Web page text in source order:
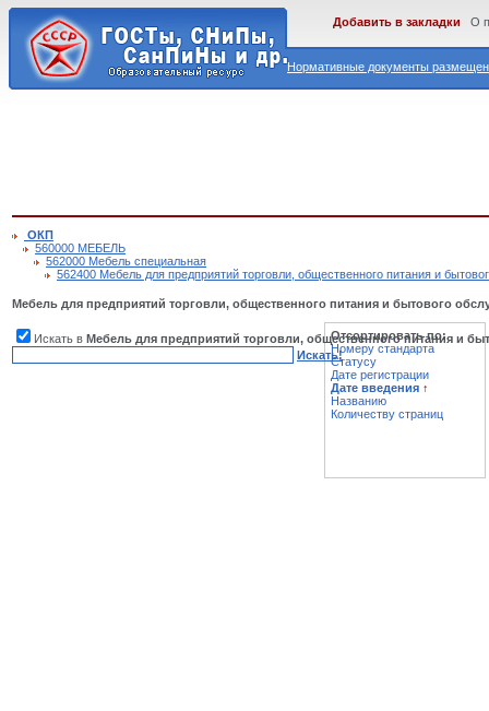
Нормативные документы
Добавить в закладки О
ОКП
560000 МЕБЕЛЬ
562000 Мебель специальная
562400 Мебель для предприятий торговли, общественного питания и
Мебель для предприятий торговли, общественного питания и бытового
Искать в Мебель для предприятий торговли, общественного питания и
Искать!
Отсортировать по:
Номеру стандарта
Статусу
Дате регистрации
Дате введения ↑
Названию
Количеству страниц